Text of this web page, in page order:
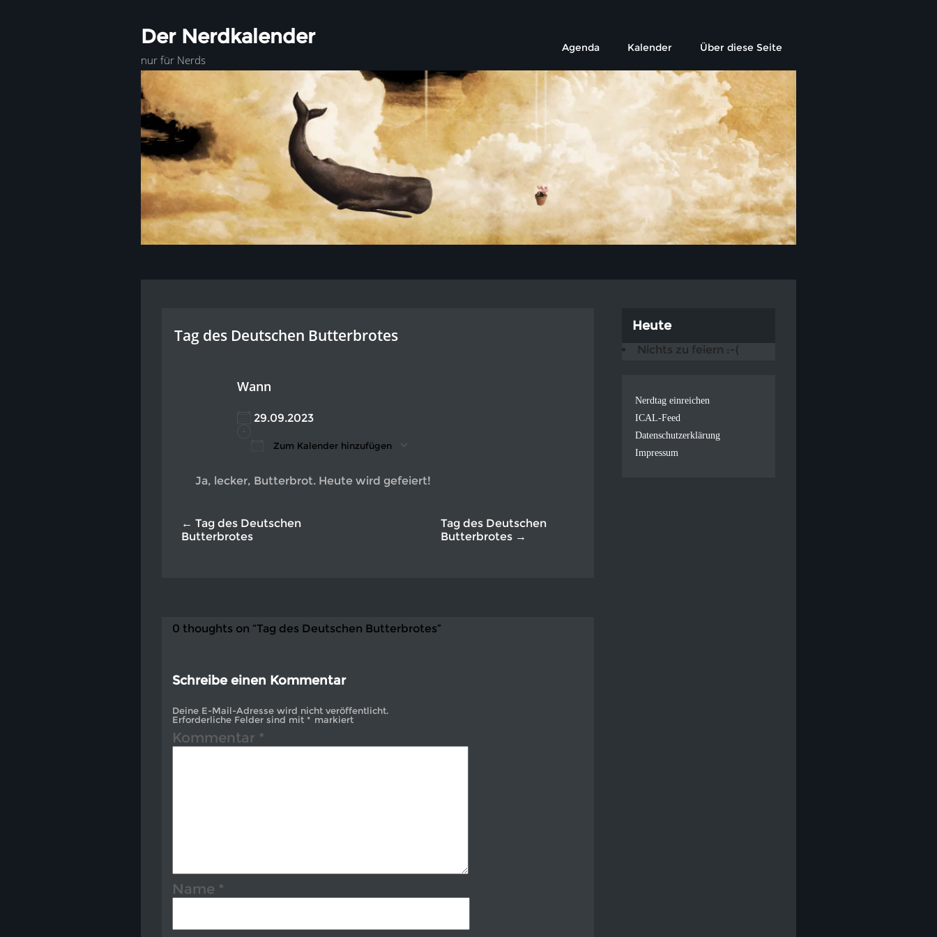
Der Nerdkalender
nur für Nerds
Agenda Kalender Über diese Seite
Tag des Deutschen Butterbrotes
Wann
29.09.2023
Zum Kalender hinzufügen
Ja, lecker, Butterbrot. Heute wird gefeiert!
← Tag des Deutschen
Butterbrotes
Tag des Deutschen
Butterbrotes →
0 thoughts on “Tag des Deutschen Butterbrotes”
Schreibe einen Kommentar
Deine E-Mail-Adresse wird nicht veröffentlicht.
Erforderliche Felder sind mit * markiert
Kommentar *
Name *
Heute
Nichts zu feiern :-(
Nerdtag einreichen
ICAL-Feed
Datenschutzerklärung
Impressum